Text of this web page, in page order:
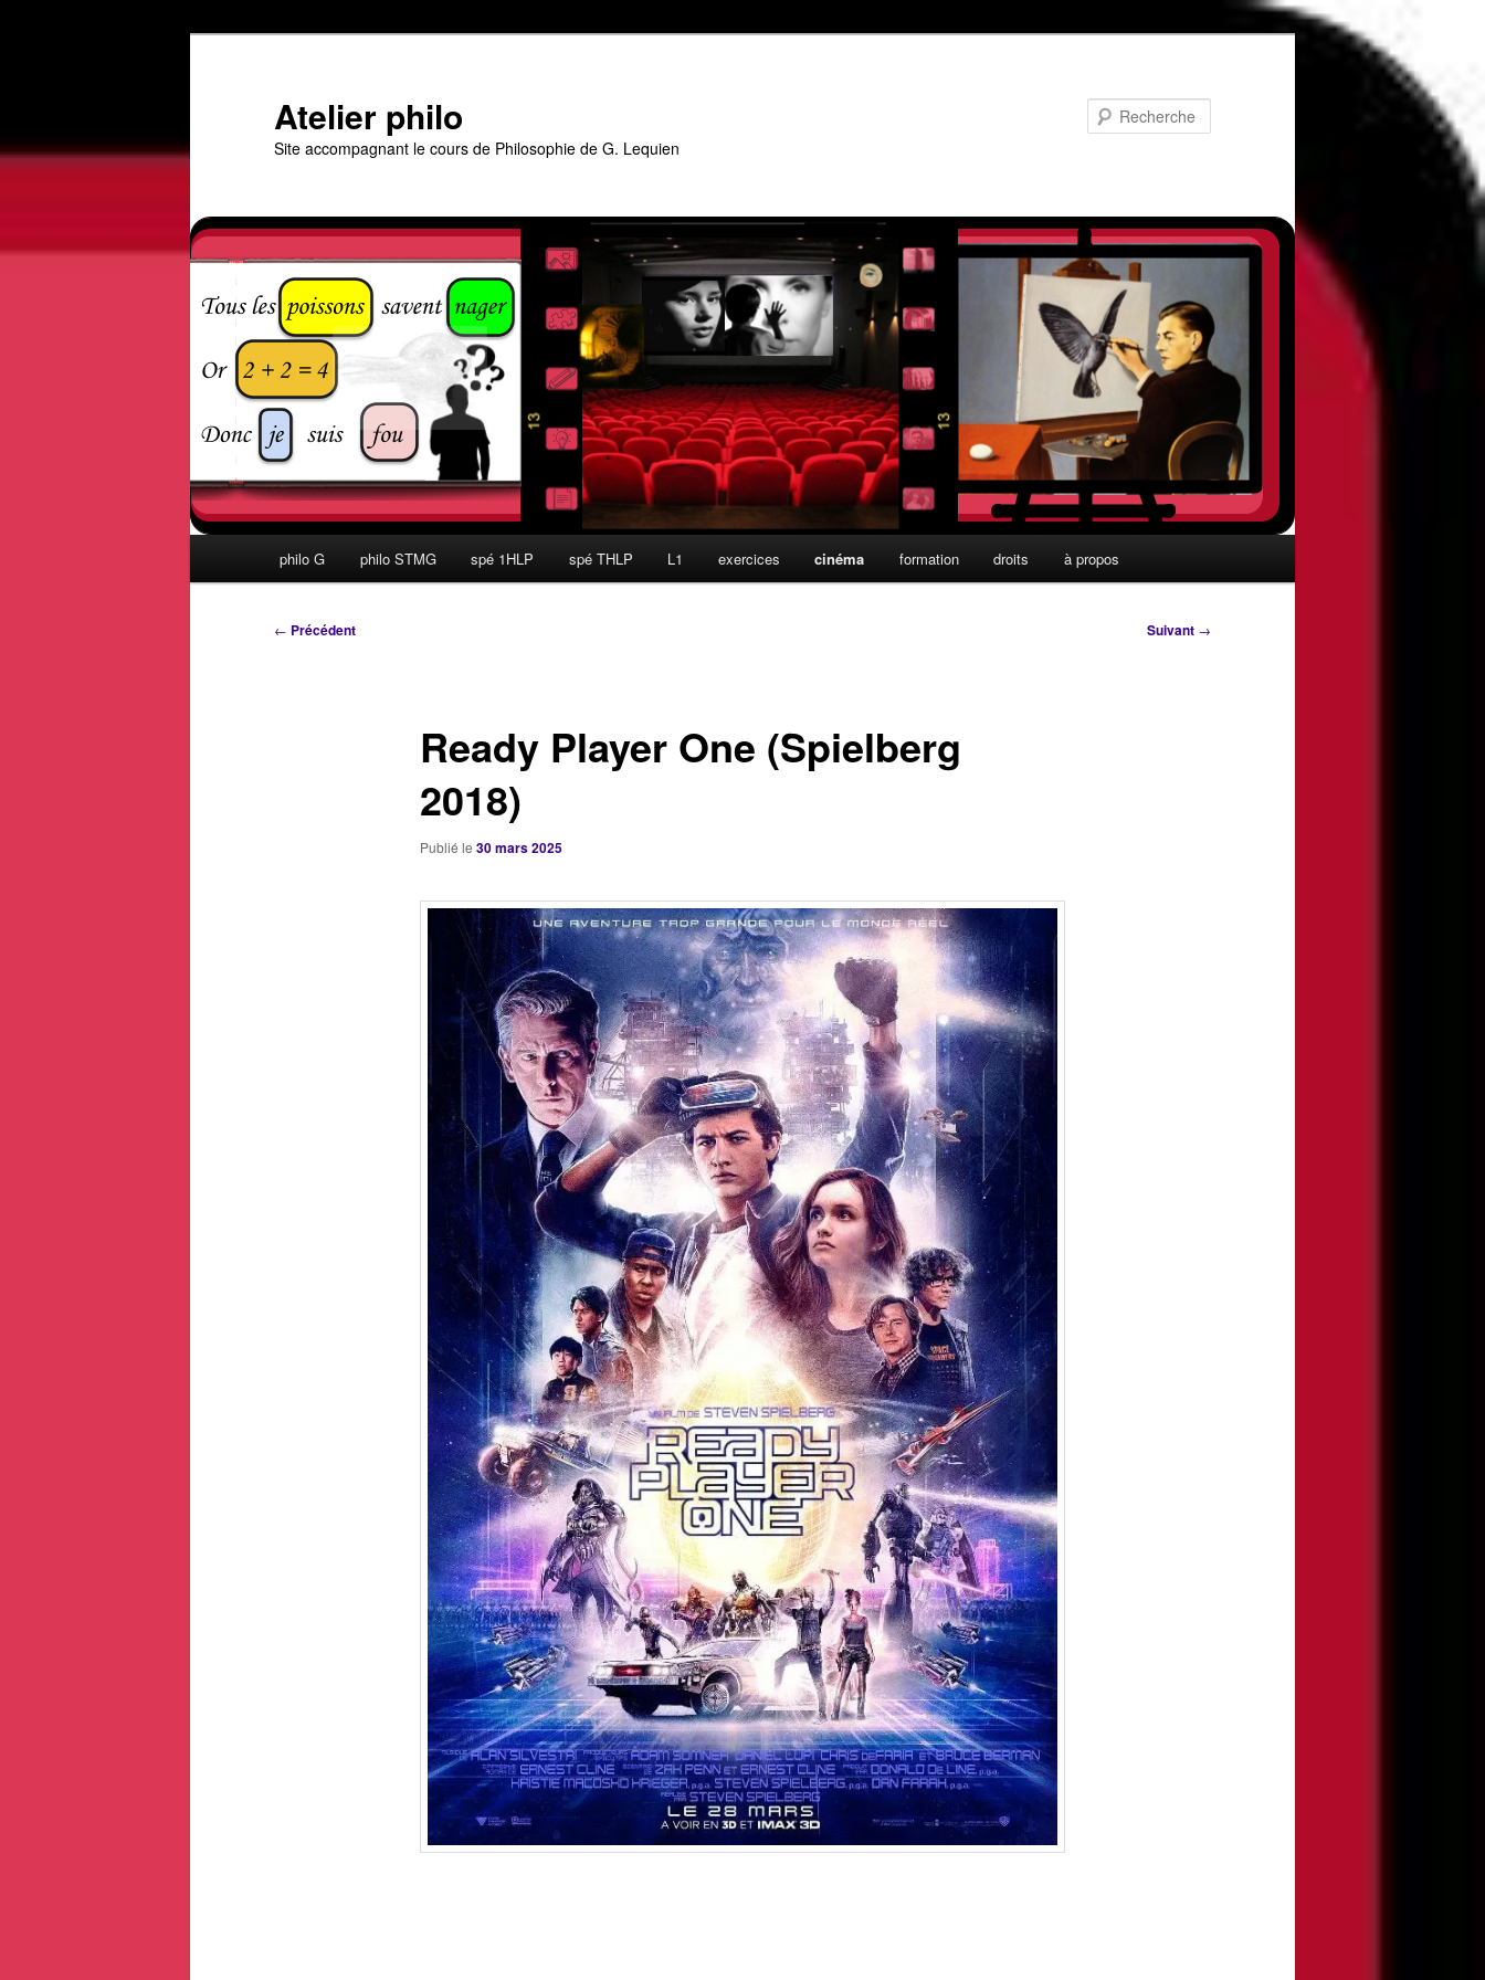
Atelier philo
Site accompagnant le cours de Philosophie de G. Lequien
philo G philo STMG spé 1HLP spé THLP L1 exercices cinéma formation droits à propos
Navigation
← Précédent Suivant →
Ready Player One (Spielberg
2018)
Publié le 30 mars 2025